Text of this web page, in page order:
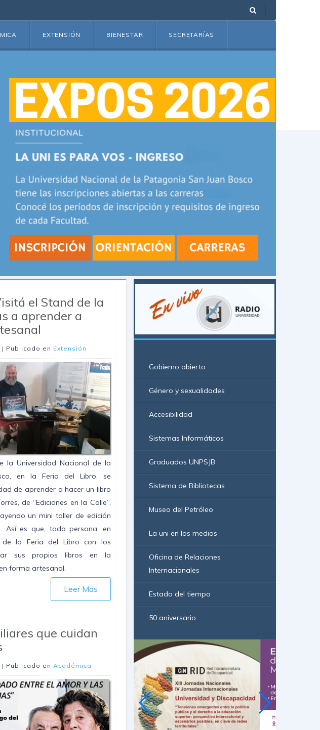
EXTENSIÓN BIENESTAR SECRETARÍAS
el Stand de la
a aprender a
| Publicado en Extensión
la Universidad Nacional de la
en la Feria del Libro, se
de aprender a hacer un libro
de “Ediciones en la Calle”,
un mini taller de edición
Así es que, toda persona, en
la Feria del Libro con los
sus propios libros en la
forma artesanal.
Leer Más
que cuidan
. | Publicado en Académica
Gobierno abierto
Género y sexualidades
Accesibilidad
Sistemas Informáticos
Graduados UNPSJB
Sistema de Bibliotecas
Museo del Petróleo
La uni en los medios
Oficina de Relaciones
Internacionales
Estado del tiempo
50 aniversario